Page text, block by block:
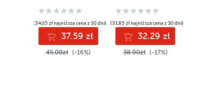
(34,65 zł najniższa cena z 30 dni)
37.59 zł
45.00zł (-16%)
(31,85 zł najniższa cena z 30 dni)
32.29 zł
38.90zł (-17%)